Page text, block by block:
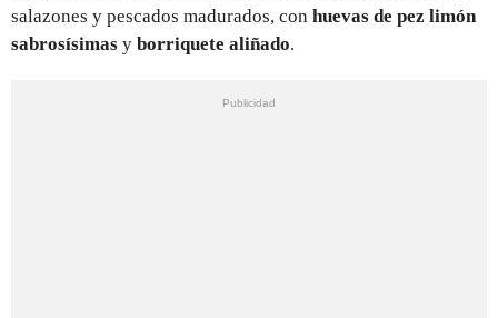
salazones y pescados madurados, con huevas de pez limón
sabrosísimas y borriquete aliñado.